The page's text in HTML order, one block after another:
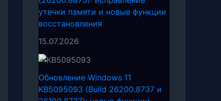
утечки памяти и новые функции
восстановления
15.07.2026
Обновление Windows 11
KB5095093 (Build 26200.8737 и